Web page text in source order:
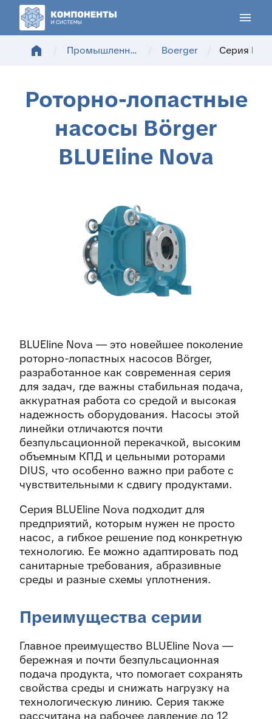
menu
home
/ Промышленные насосы / Boerger / Серия
Роторно-лопастные
насосы Börger
BLUEline Nova
BLUEline Nova — это новейшее поколение
роторно-лопастных насосов Börger,
разработанное как современная серия
для задач, где важны стабильная подача,
аккуратная работа со средой и высокая
надежность оборудования. Насосы этой
линейки отличаются почти
безпульсационной перекачкой, высоким
объемным КПД и цельными роторами
DIUS, что особенно важно при работе с
чувствительными к сдвигу продуктами.
Серия BLUEline Nova подходит для
предприятий, которым нужен не просто
насос, а гибкое решение под конкретную
технологию. Ее можно адаптировать под
санитарные требования, абразивные
среды и разные схемы уплотнения.
Преимущества серии
Главное преимущество BLUEline Nova —
бережная и почти безпульсационная
подача продукта, что помогает сохранять
свойства среды и снижать нагрузку на
технологическую линию. Серия также
рассчитана на рабочее давление до 12